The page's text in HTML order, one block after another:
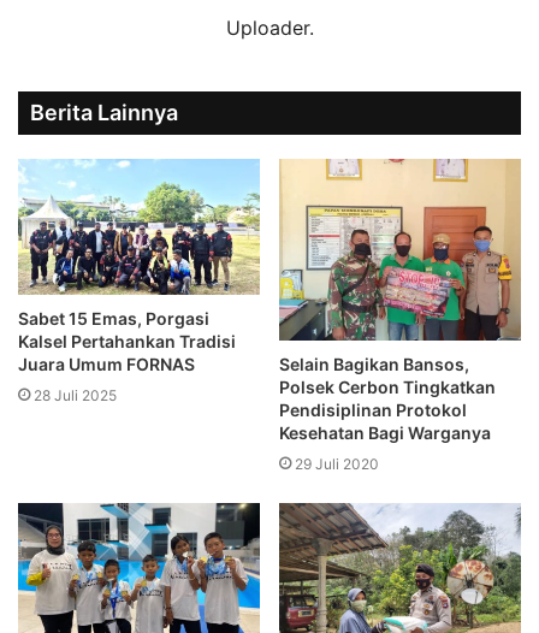
Uploader.
Berita Lainnya
Sabet 15 Emas, Porgasi
Kalsel Pertahankan Tradisi
Juara Umum FORNAS
28 Juli 2025
Selain Bagikan Bansos,
Polsek Cerbon Tingkatkan
Pendisiplinan Protokol
Kesehatan Bagi Warganya
29 Juli 2020